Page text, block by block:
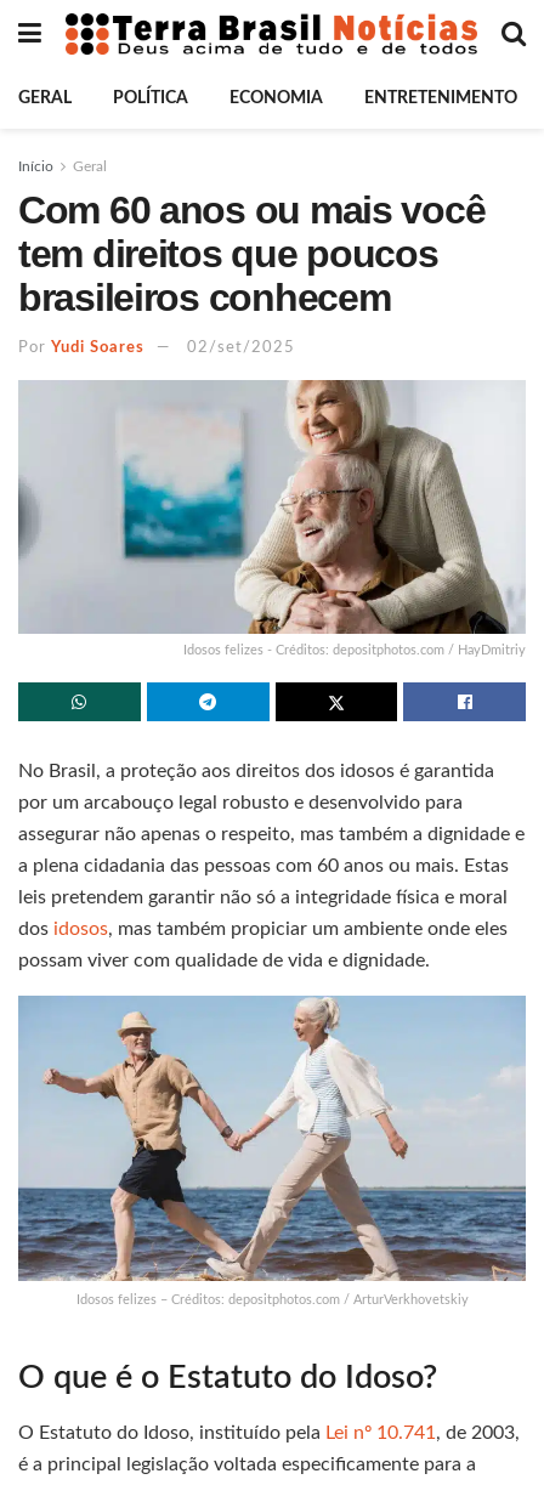
GERAL POLÍTICA ECONOMIA ENTRETENIMENTO
Início Geral
Com 60 anos ou mais você
tem direitos que poucos
brasileiros conhecem
Por Yudi Soares 02/set/2025
Idosos felizes - Créditos: depositphotos.com / HayDmitriy
No Brasil, a proteção aos direitos dos idosos é garantida
por um arcabouço legal robusto e desenvolvido para
assegurar não apenas o respeito, mas também a dignidade e
a plena cidadania das pessoas com 60 anos ou mais. Estas
leis pretendem garantir não só a integridade física e moral
dos idosos, mas também propiciar um ambiente onde eles
possam viver com qualidade de vida e dignidade.
Idosos felizes – Créditos: depositphotos.com / ArturVerkhovetskiy
O que é o Estatuto do Idoso?
O Estatuto do Idoso, instituído pela Lei nº 10.741 , de 2003,
é a principal legislação voltada especificamente para a